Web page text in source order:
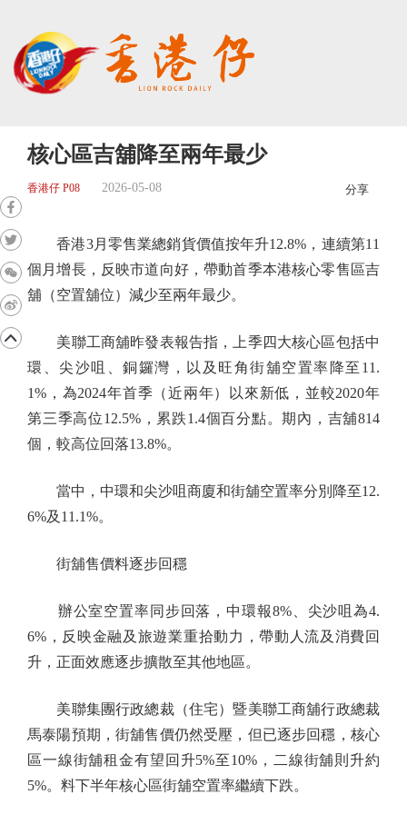
核心區吉舖降至兩年最少
香港仔 P08 2026-05-08 分享
香港3月零售業總銷貨價值按年升12.8%，連續第11
個月增長，反映市道向好，帶動首季本港核心零售區吉
舖（空置舖位）減少至兩年最少。
美聯工商舖昨發表報告指，上季四大核心區包括中
環、尖沙咀、銅鑼灣，以及旺角街舖空置率降至11.
1%，為2024年首季（近兩年）以來新低，並較2020年
第三季高位12.5%，累跌1.4個百分點。期內，吉舖814
個，較高位回落13.8%。
當中，中環和尖沙咀商廈和街舖空置率分別降至12.
6%及11.1%。
街舖售價料逐步回穩
辦公室空置率同步回落，中環報8%、尖沙咀為4.
6%，反映金融及旅遊業重拾動力，帶動人流及消費回
升，正面效應逐步擴散至其他地區。
美聯集團行政總裁（住宅）暨美聯工商舖行政總裁
馬泰陽預期，街舖售價仍然受壓，但已逐步回穩，核心
區一線街舖租金有望回升5%至10%，二線街舖則升約
5%。料下半年核心區街舖空置率繼續下跌。